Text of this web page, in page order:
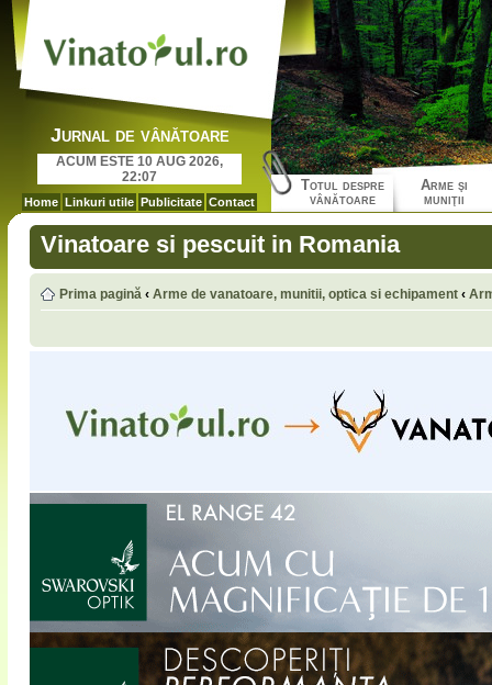
Jurnal de vânătoare
ACUM ESTE 10 AUG 2026,
22:07
Home Linkuri utile Publicitate Contact
Totul despre
vânătoare
Arme şi
muniţii
Vinatoare si pescuit in Romania
Prima pagină ‹ Arme de vanatoare, munitii, optica si echipament ‹